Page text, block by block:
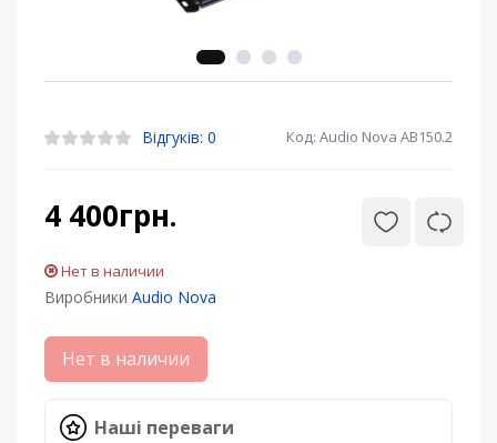
Відгуків: 0 Код: Audio Nova AB150.2
4 400грн.
Нет в наличии
Виробники Audio Nova
Нет в наличии
Наші переваги